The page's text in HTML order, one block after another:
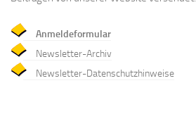
Anmeldeformular
Newsletter-Archiv
Newsletter-Datenschutzhinweise